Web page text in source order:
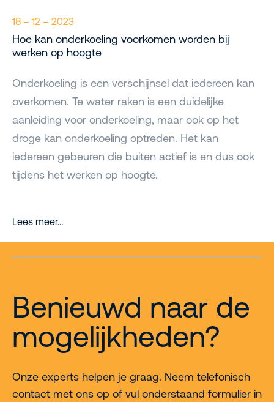
18 – 12 – 2023
Hoe kan onderkoeling voorkomen worden bij
werken op hoogte
Onderkoeling is een verschijnsel dat iedereen kan
overkomen. Te water raken is een duidelijke
aanleiding voor onderkoeling, maar ook op het
droge kan onderkoeling optreden. Het kan
iedereen gebeuren die buiten actief is en dus ook
tijdens het werken op hoogte.
Lees meer…
Benieuwd naar de
mogelijkheden?
Onze experts helpen je graag. Neem telefonisch
contact met ons op of vul onderstaand formulier in